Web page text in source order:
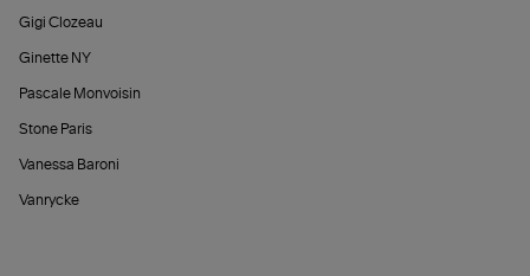
Gigi Clozeau
Ginette NY
Pascale Monvoisin
Stone Paris
Vanessa Baroni
Vanrycke